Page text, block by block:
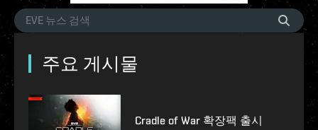
주요 게시물
Cradle of War 확장팩 출시